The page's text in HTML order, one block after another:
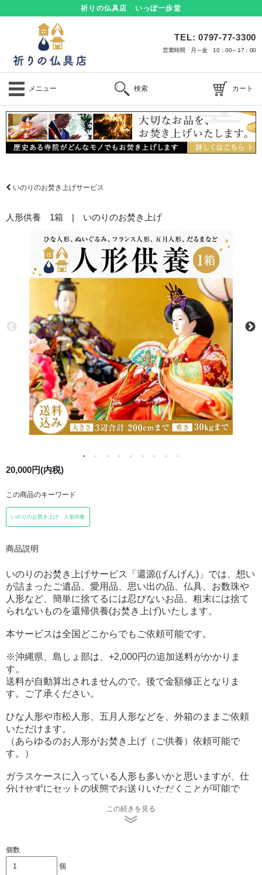
祈りの仏具店 いっぽ一歩堂
TEL: 0797-77-3300
営業時間 月～金 10：00～17：00
メニュー 検索 カート
いのりのお焚き上げサービス
人形供養 1箱 | いのりのお焚き上げ
20,000円(内税)
この商品のキーワード
いのりのお焚き上げ 人形供養
商品説明
いのりのお焚き上げサービス「還源(げんげん)」 では、想い
が詰まったご遺品、愛用品、思い出の品、仏具、お数珠や
人形など、簡単に捨てるには忍びないお品、粗末には捨て
られないものを還帰供養(お焚き上げ)いたします。
本サービスは全国どこからでもご依頼可能です。
※沖縄県、島しょ部は、+2,000円の追加送料がかかりま
す。
送料が自動算出されませんので。後で金額修正となりま
す。ご了承ください。
ひな人形や市松人形、五月人形などを、外箱のままご依頼
いただけます。
（あらゆるのお人形がお焚き上げ（ご供養）依頼可能で
す。）
ガラスケースに入っている人形も多いかと思いますが、仕
分けせずにセットの状態でお送りいただくことが可能で
ご供養（お焚き上げ）するお品は、3辺（奥行・幅・高さ)
に集荷依頼をして出荷するだけでですので手続きは簡単で
この続きを見る
個数
個